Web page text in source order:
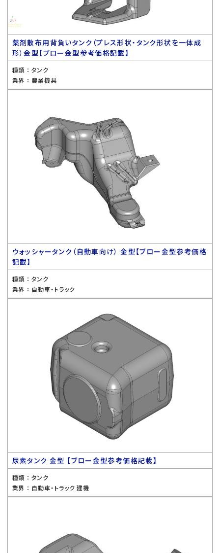
薬剤散布用背負いタンク（プレス形状・タンク形状を一体成
形）金型【ブロー金型参考価格記載】
種類 ： タンク
業界 ： 農業機具
ウォッシャータンク（自動車向け） 金型【ブロー金型参考価格
記載】
種類 ： タンク
業界 ： 自動車・トラック
尿素タンク 金型 【ブロー金型参考価格記載】
種類 ： タンク
業界 ： 自動車・トラック 建機